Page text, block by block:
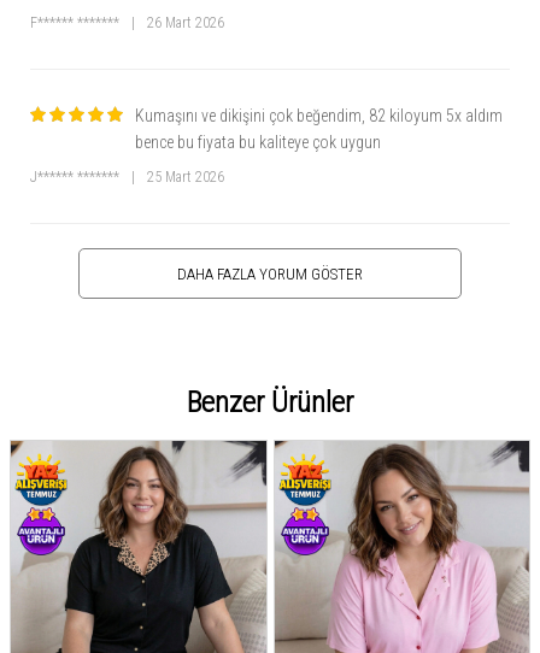
F****** ******* 26 Mart 2026
Kumaşını ve dikişini çok beğendim, 82 kiloyum 5x aldım
bence bu fiyata bu kaliteye çok uygun
J****** ******* 25 Mart 2026
DAHA FAZLA YORUM GÖSTER
Benzer Ürünler